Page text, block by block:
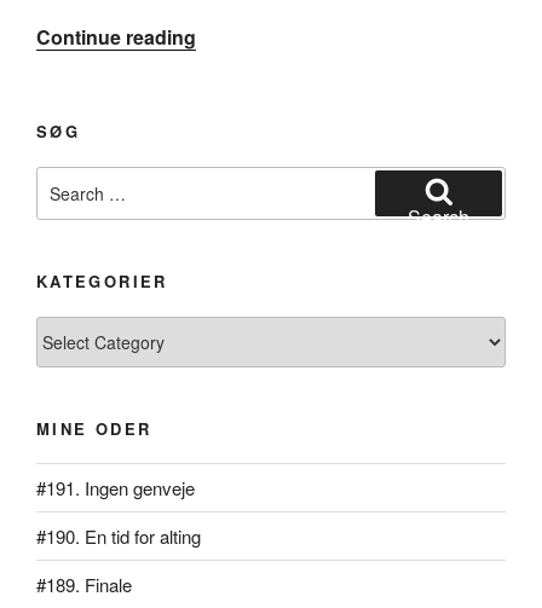
Continue reading
Kardinalen”
SØG
for:
Search
KATEGORIER
MINE ODER
#191. Ingen genveje
#190. En tid for alting
#189. Finale